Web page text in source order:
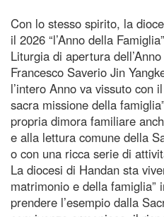
Con lo stesso spirito, la
il 2026 “l’Anno della
Liturgia di apertura
Francesco Saverio Jin
l’intero Anno va vissuto con
sacra missione della
propria dimora familiare
e alla lettura comune della
o con una ricca serie di
La diocesi di Handan sta
matrimonio e della famiglia”
prendere l’esempio dalla